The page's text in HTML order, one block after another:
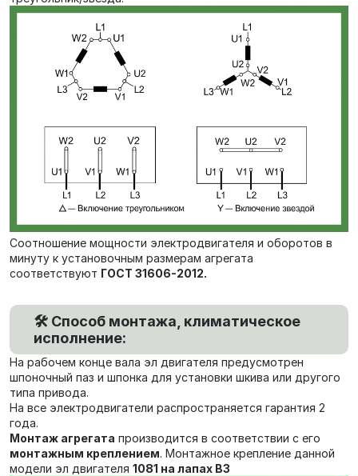
Соотношение мощности электродвигателя и оборотов в
минуту к установочным размерам агрегата
соответствуют ГОСТ 31606-2012.
🛠️ Способ монтажа, климатическое
исполнение:
На рабочем конце вала эл двигателя предусмотрен
шпоночный паз и шпонка для установки шкива или другого
типа привода.
На все электродвигатели распространяется гарантия 2
года.
Монтаж агрегата производится в соответствии с его
монтажным креплением. Монтажное крепление данной
модели эл двигателя 1081 на лапах В3